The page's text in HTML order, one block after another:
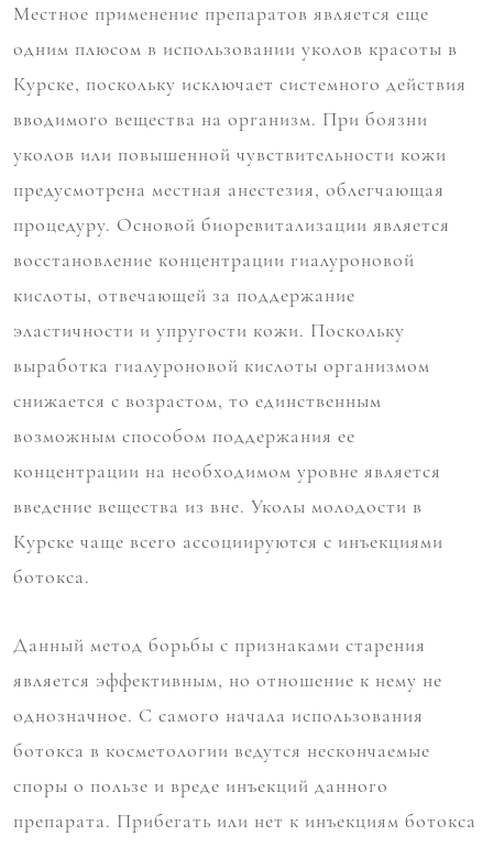
Местное применение препаратов является еще
одним плюсом в использовании уколов красоты в
Курске, поскольку исключает системного действия
вводимого вещества на организм. При боязни
уколов или повышенной чувствительности кожи
предусмотрена местная анестезия, облегчающая
процедуру. Основой биоревитализации является
восстановление концентрации гиалуроновой
кислоты, отвечающей за поддержание
эластичности и упругости кожи. Поскольку
выработка гиалуроновой кислоты организмом
снижается с возрастом, то единственным
возможным способом поддержания ее
концентрации на необходимом уровне является
введение вещества из вне. Уколы молодости в
Курске чаще всего ассоциируются с инъекциями
ботокса.
Данный метод борьбы с признаками старения
является эффективным, но отношение к нему не
однозначное. С самого начала использования
ботокса в косметологии ведутся нескончаемые
споры о пользе и вреде инъекций данного
препарата. Прибегать или нет к инъекциям ботокса